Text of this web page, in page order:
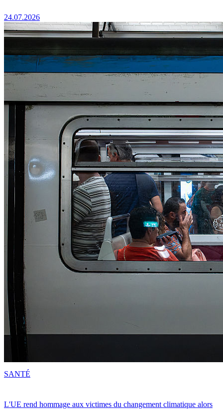
24.07.2026
L'UE rend hommage aux victimes du changement climatique alors
SANTÉ